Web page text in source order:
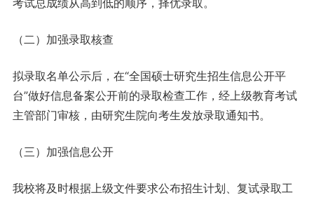
考试总成绩从高到低的顺序，择优录取。
（二）加强录取核查
拟录取名单公示后，在“全国硕士研究生招生信息公开平
台”做好信息备案公开前的录取检查工作，经上级教育考试
主管部门审核，由研究生院向考生发放录取通知书。
（三）加强信息公开
我校将及时根据上级文件要求公布招生计划、复试录取工